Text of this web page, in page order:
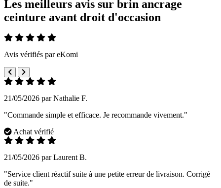
Les meilleurs avis sur brin ancrage
ceinture avant droit d'occasion
Avis vérifiés par eKomi
21/05/2026 par Nathalie F.
"Commande simple et efficace. Je recommande vivement."
Achat vérifié
21/05/2026 par Laurent B.
"Service client réactif suite à une petite erreur de livraison. Corrigé
de suite."